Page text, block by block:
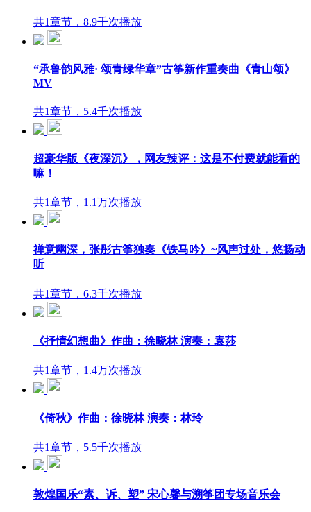
共1章节，8.9千次播放
“承鲁韵风雅· 颂青绿华章”古筝新作重奏曲《青山颂》
MV
共1章节，5.4千次播放
超豪华版《夜深沉》，网友辣评：这是不付费就能看的
嘛！
共1章节，1.1万次播放
禅意幽深，张彤古筝独奏《铁马吟》~风声过处，悠扬动
听
共1章节，6.3千次播放
《抒情幻想曲》作曲：徐晓林 演奏：袁莎
共1章节，1.4万次播放
《倚秋》作曲：徐晓林 演奏：林玲
共1章节，5.5千次播放
敦煌国乐“素、诉、塑” 宋心馨与溯筝团专场音乐会